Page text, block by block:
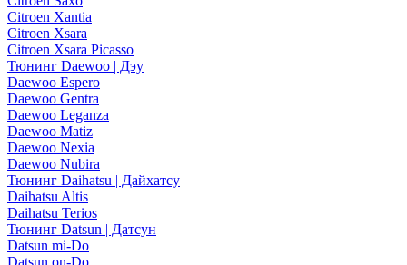
Citroen Xantia
Citroen Xsara
Citroen Xsara Picasso
Тюнинг Daewoo | Дэу
Daewoo Espero
Daewoo Gentra
Daewoo Leganza
Daewoo Matiz
Daewoo Nexia
Daewoo Nubira
Тюнинг Daihatsu | Дайхатсу
Daihatsu Altis
Daihatsu Terios
Тюнинг Datsun | Датсун
Datsun mi-Do
Datsun on-Do